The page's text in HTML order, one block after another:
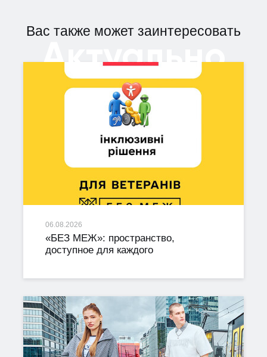
Вас также может заинтересовать
Актуально
06.08.2026
«БЕЗ МЕЖ»: пространство,
доступное для каждого